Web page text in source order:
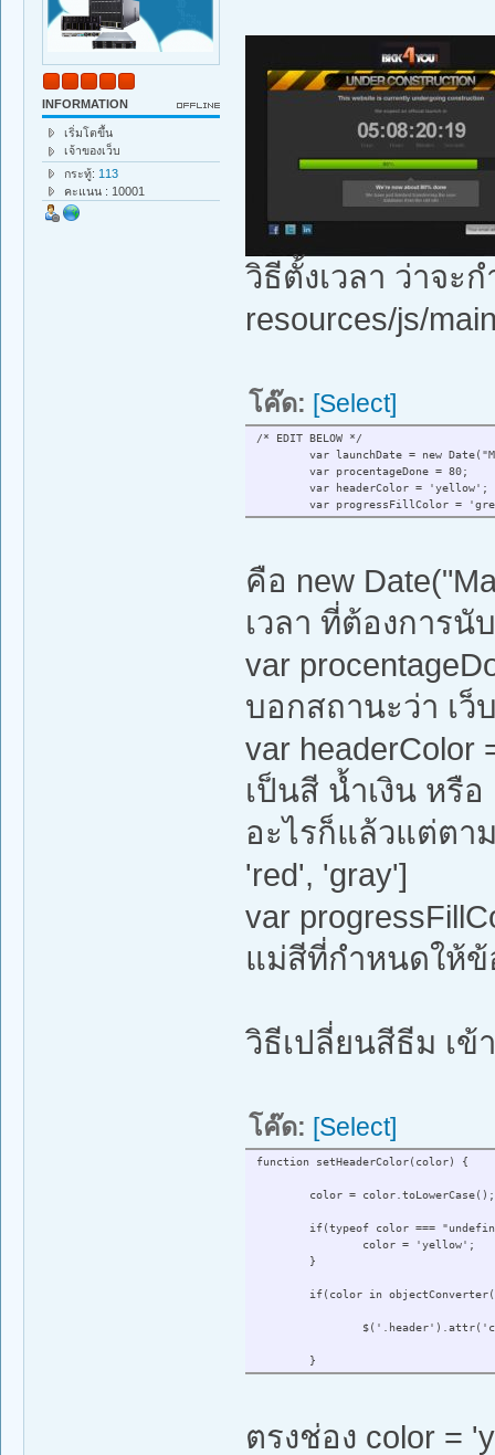
INFORMATION
เริ่มโตขึ้น
เจ้าของเว็บ
กระทู้: 113
คะแนน : 10001
วิธีตั้งเวลา ว่าจะ
resources/js/
โค๊ด: [Select]
/* EDIT BELOW */
var launchDate = new
var procentageDone = 80;
var headerColor = 'yellow';
var progressFillColor =
คือ new
เวลา ที่ต้องการนั
var
บอกสถานะว่า เ
var headerColor
เป็นสี น้ำเงิน หรื
อะไรก็แล้วแต่ตา
'red', 'gray']
var
แม่สีที่กำหนดให้
วิธีเปลี่ยนสีธีม เข้
โค๊ด: [Select]
function setHeaderColor(color) {
color = color.toLowerCase();
if(typeof color ===
color = 'yellow';
}
if(color in
}
ตรงช่อง color =